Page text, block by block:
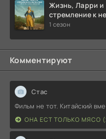
Жизнь, Ларри и
стремление к
Почти история
1 сезон
Комментируют
Стас
Фильм не тот. Китайский
ОНА ЕСТ ТОЛЬКО МЯСО